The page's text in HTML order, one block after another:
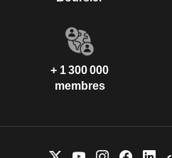
+ 1 300 000
membres